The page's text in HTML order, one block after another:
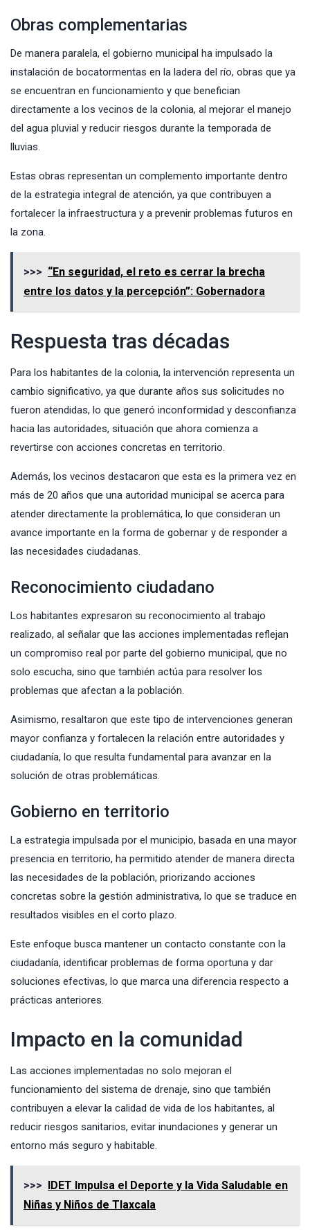
Obras complementarias
De manera paralela, el gobierno municipal ha impulsado la
instalación de bocatormentas en la ladera del río, obras que ya
se encuentran en funcionamiento y que benefician
directamente a los vecinos de la colonia, al mejorar el manejo
del agua pluvial y reducir riesgos durante la temporada de
lluvias.
Estas obras representan un complemento importante dentro
de la estrategia integral de atención, ya que contribuyen a
fortalecer la infraestructura y a prevenir problemas futuros en
la zona.
>>> “En seguridad, el reto es cerrar la brecha
entre los datos y la percepción”: Gobernadora
Respuesta tras décadas
Para los habitantes de la colonia, la intervención representa un
cambio significativo, ya que durante años sus solicitudes no
fueron atendidas, lo que generó inconformidad y desconfianza
hacia las autoridades, situación que ahora comienza a
revertirse con acciones concretas en territorio.
Además, los vecinos destacaron que esta es la primera vez en
más de 20 años que una autoridad municipal se acerca para
atender directamente la problemática, lo que consideran un
avance importante en la forma de gobernar y de responder a
las necesidades ciudadanas.
Reconocimiento ciudadano
Los habitantes expresaron su reconocimiento al trabajo
realizado, al señalar que las acciones implementadas reflejan
un compromiso real por parte del gobierno municipal, que no
solo escucha, sino que también actúa para resolver los
problemas que afectan a la población.
Asimismo, resaltaron que este tipo de intervenciones generan
mayor confianza y fortalecen la relación entre autoridades y
ciudadanía, lo que resulta fundamental para avanzar en la
solución de otras problemáticas.
Gobierno en territorio
La estrategia impulsada por el municipio, basada en una mayor
presencia en territorio, ha permitido atender de manera directa
las necesidades de la población, priorizando acciones
concretas sobre la gestión administrativa, lo que se traduce en
resultados visibles en el corto plazo.
Este enfoque busca mantener un contacto constante con la
ciudadanía, identificar problemas de forma oportuna y dar
soluciones efectivas, lo que marca una diferencia respecto a
prácticas anteriores.
Impacto en la comunidad
Las acciones implementadas no solo mejoran el
funcionamiento del sistema de drenaje, sino que también
contribuyen a elevar la calidad de vida de los habitantes, al
reducir riesgos sanitarios, evitar inundaciones y generar un
entorno más seguro y habitable.
>>> IDET Impulsa el Deporte y la Vida Saludable en
Niñas y Niños de Tlaxcala